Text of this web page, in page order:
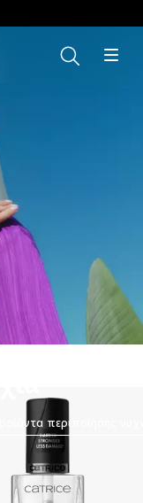
Προϊόντα περιποίησης